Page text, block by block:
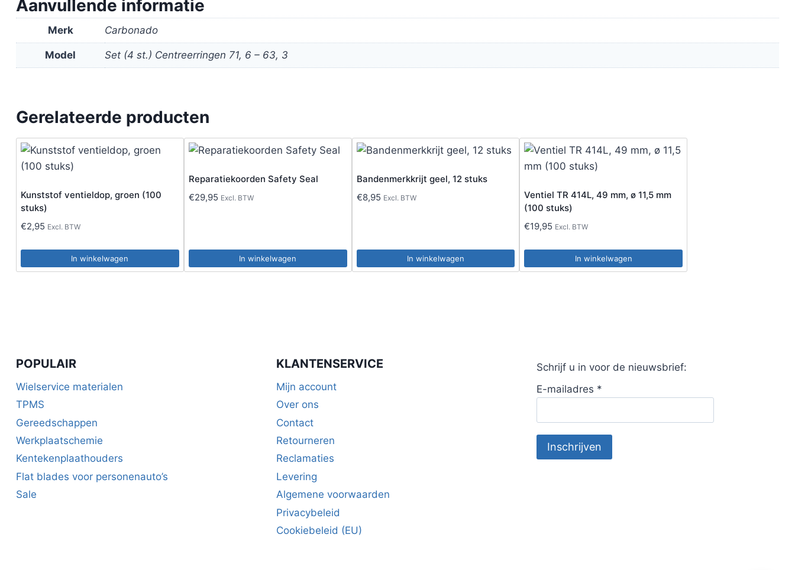
Aanvullende informatie
Merk Carbonado
Model Set (4 st.) Centreerringen 71, 6 – 63, 3
Gerelateerde producten
Kunststof ventieldop, groen (100
stuks)
€2,95 Excl. BTW
In winkelwagen
Reparatiekoorden Safety Seal
€29,95 Excl. BTW
In winkelwagen
Bandenmerkkrijt geel, 12 stuks
€8,95 Excl. BTW
In winkelwagen
Ventiel TR 414L, 49 mm, ø 11,5 mm
(100 stuks)
€19,95 Excl. BTW
In winkelwagen
POPULAIR
Wielservice materialen
TPMS
Gereedschappen
Werkplaatschemie
Kentekenplaathouders
Flat blades voor personenauto’s
Sale
KLANTENSERVICE
Mijn account
Over ons
Contact
Retourneren
Reclamaties
Levering
Algemene voorwaarden
Privacybeleid
Cookiebeleid (EU)
Schrijf u in voor de nieuwsbrief:
E-mailadres *